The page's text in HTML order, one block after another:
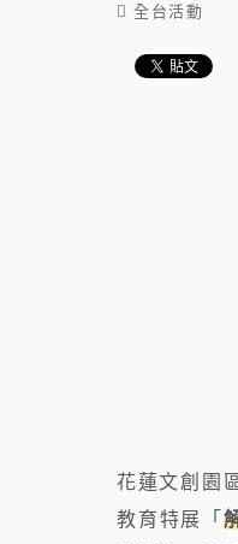
全台活動
花蓮文創園
教育特展「